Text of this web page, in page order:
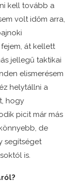
kell tovább a
volt időm arra,
át kellett
jellegű taktikai
elismerésem
helytállni a
hogy
picit már más
de
segítséget
is.